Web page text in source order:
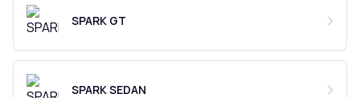
SPARK GT
SPARK SEDAN